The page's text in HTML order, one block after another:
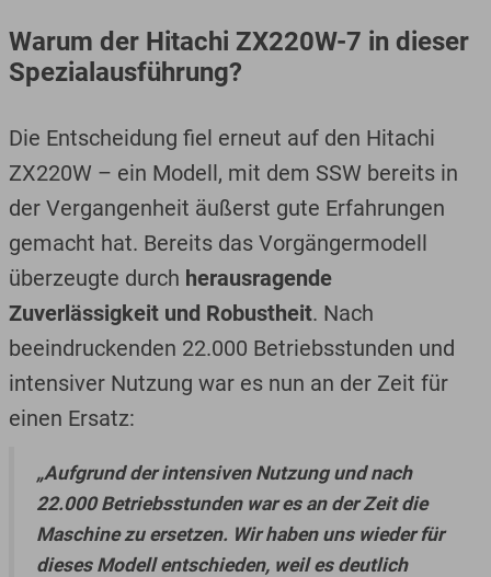
Warum der Hitachi ZX220W-7 in dieser
Spezialausführung?
Die Entscheidung fiel erneut auf den Hitachi
ZX220W – ein Modell, mit dem SSW bereits in
der Vergangenheit äußerst gute Erfahrungen
gemacht hat. Bereits das Vorgängermodell
überzeugte durch herausragende
Zuverlässigkeit und Robustheit. Nach
beeindruckenden 22.000 Betriebsstunden und
intensiver Nutzung war es nun an der Zeit für
einen Ersatz:
„Aufgrund der intensiven Nutzung und nach
22.000 Betriebsstunden war es an der Zeit die
Maschine zu ersetzen. Wir haben uns wieder für
dieses Modell entschieden, weil es deutlich